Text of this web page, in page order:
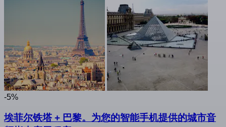
-5%
埃菲尔铁塔 + 巴黎。为您的智能手机提供的城市音